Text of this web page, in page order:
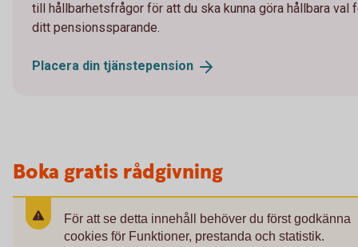
till hållbarhetsfrågor för att du ska kunna göra hållbara val
ditt pensionssparande.
Placera din tjänstepension
Boka gratis rådgivning
För att se detta innehåll behöver du först godkänna
cookies för Funktioner, prestanda och statistik.